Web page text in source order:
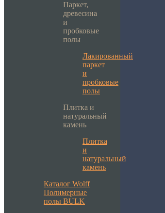
Паркет,
древесина
и
пробковые
полы
Лакированный
паркет
и
пробковые
полы
Плитка и
натуральный
камень
Плитка
и
натуральный
камень
Каталог Wolff
Полимерные
полы BULK